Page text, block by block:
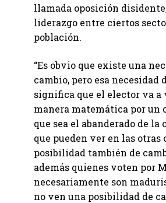
llamada oposición
liderazgo entre ciertos
población.
“Es obvio que existe una
cambio, pero esa necesidad
significa que el elector va a
manera matemática por un
que sea el abanderado de la
que pueden ver en las otras
posibilidad también de
además quienes voten por
necesariamente son
no ven una posibilidad de